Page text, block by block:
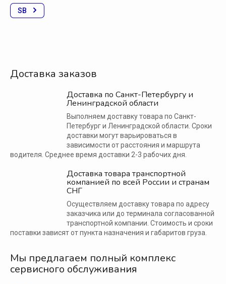
SB
Доставка заказов
Доставка по Санкт-Петербургу и
Ленинградской области
Выполняем доставку товара по Санкт-
Петербург и Ленинградской области. Сроки
доставки могут варьироваться в
зависимости от расстояния и маршрута
водителя. Среднее время доставки 2-3 рабочих дня.
Доставка товара транспортной
компанией по всей России и странам
СНГ
Осуществляем доставку товара по адресу
заказчика или до терминала согласованной
транспортной компании. Стоимость и сроки
поставки зависят от пункта назначения и габаритов груза.
Мы предлагаем полный комплекс
сервисного обслуживания